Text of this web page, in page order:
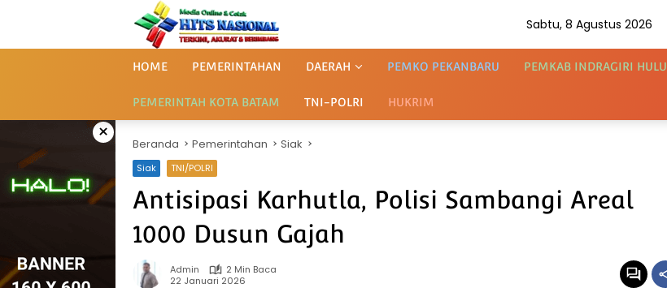
Sabtu, 8 Agustus 2026
HOME PEMERINTAHAN DAERAH PEMKO PEKANBARU PEMKAB INDRAGIRI HULU
PEMERINTAH KOTA BATAM TNI-POLRI HUKRIM
× Beranda Pemerintahan Siak
Siak TNI/POLRI
Antisipasi Karhutla, Polisi Sambangi Areal
1000 Dusun Gajah
Admin
2 Min Baca
22 Januari 2026